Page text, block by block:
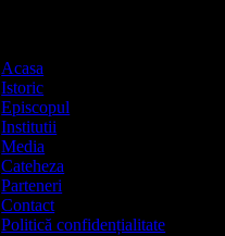
Acasa
Istoric
Episcopul
Institutii
Media
Cateheza
Parteneri
Contact
Politică confidențialitate